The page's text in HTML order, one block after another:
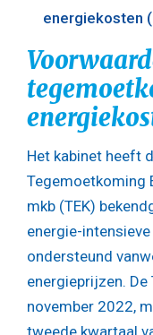
energiekosten
Het kabinet heeft
Tegemoetkoming
mkb (TEK)
energie-
ondersteund
energieprijzen. De
november 2022,